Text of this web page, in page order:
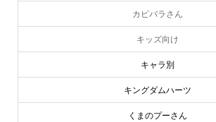
カピバラさん
キッズ向け
キャラ別
キングダムハーツ
くまのプーさん